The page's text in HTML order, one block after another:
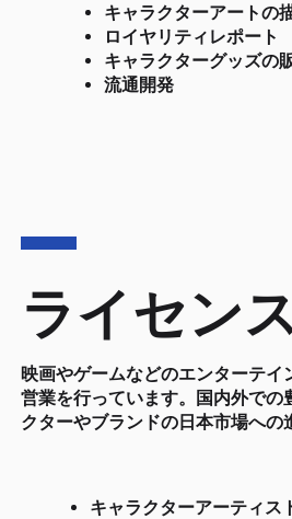
キャラクターアートの
ロイヤリティレポート
キャラクターグッズの
​流通開発
ライセン
映画やゲームなどのエンターテ
営業を行っています。国内外で
クターやブランドの日本市場への
キャラクターアーティス